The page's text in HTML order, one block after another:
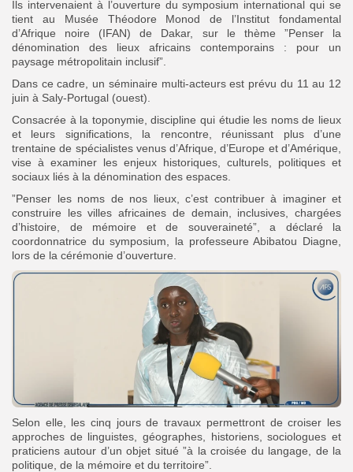
Ils intervenaient à l’ouverture du symposium international qui se
tient au Musée Théodore Monod de l’Institut fondamental
d’Afrique noire (IFAN) de Dakar, sur le thème ”Penser la
dénomination des lieux africains contemporains : pour un
paysage métropolitain inclusif”.
Dans ce cadre, un séminaire multi-acteurs est prévu du 11 au 12
juin à Saly-Portugal (ouest).
‎Consacrée à la toponymie, discipline qui étudie les noms de lieux
et leurs significations, la rencontre, réunissant plus d’une
trentaine de spécialistes venus d’Afrique, d’Europe et d’Amérique,
vise à examiner les enjeux historiques, culturels, politiques et
sociaux liés à la dénomination des espaces.
”Penser les noms de nos lieux, c’est contribuer à imaginer et
construire les villes africaines de demain, inclusives, chargées
d’histoire, de mémoire et de souveraineté”, a déclaré la
coordonnatrice du symposium, la professeure Abibatou Diagne,
lors de la cérémonie d’ouverture.
Selon elle, les cinq jours de travaux permettront de croiser les
approches de linguistes, géographes, historiens, sociologues et
praticiens autour d’un objet situé ”à la croisée du langage, de la
politique, de la mémoire et du territoire”.